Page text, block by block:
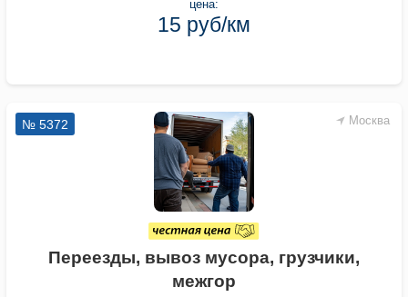
цена:
15 руб/км
Москва
№ 5372
Переезды, вывоз мусора, грузчики,
межгор